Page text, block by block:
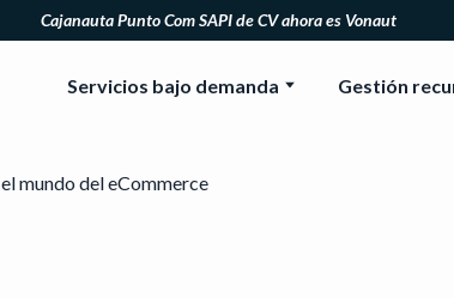
Cajanauta Punto Com SAPI de CV ahora es Vonaut
Servicios bajo demanda Gestión